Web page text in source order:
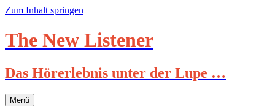
Zum Inhalt springen
The New Listener
Das Hörerlebnis unter der Lupe …
Menü